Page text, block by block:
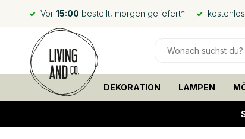
Vor 15:00 bestellt, morgen geliefert*
DEKORATION LAMPEN